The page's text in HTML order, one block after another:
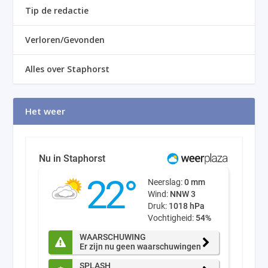
Tip de redactie
Verloren/Gevonden
Alles over Staphorst
Het weer